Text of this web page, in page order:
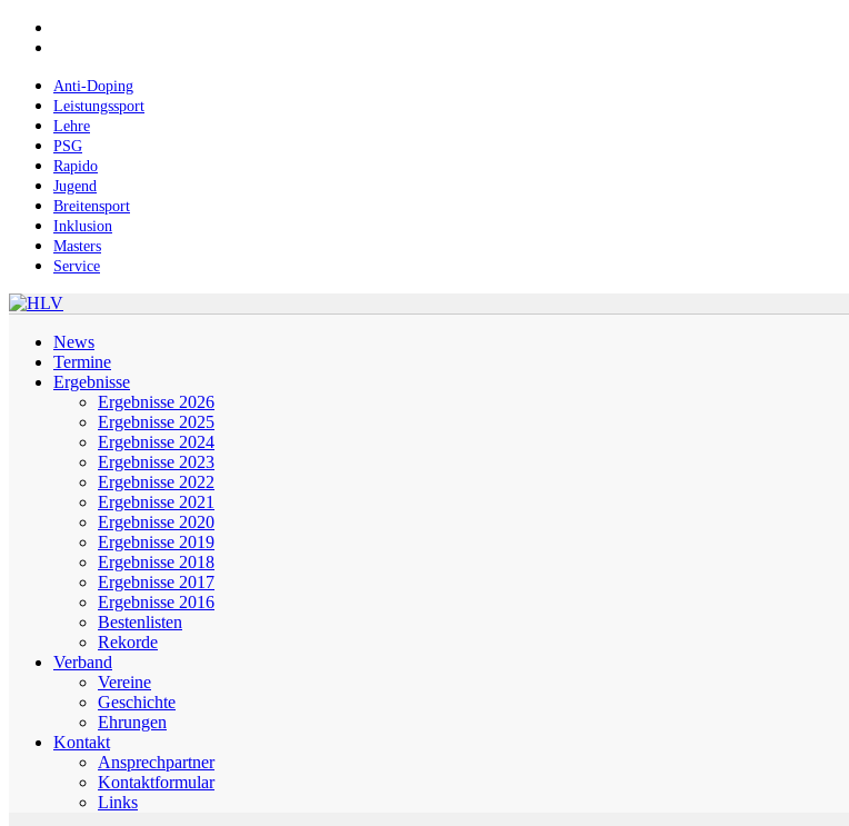
Skip
contentAnti-Doping
Leistungssport
Lehre
PSG
Rapido
Jugend
Breitensport
Inklusion
Masters
Service
News
Termine
Ergebnisse
Ergebnisse 2026
Ergebnisse 2025
Ergebnisse 2024
Ergebnisse 2023
Ergebnisse 2022
Ergebnisse 2021
Ergebnisse 2020
Ergebnisse 2019
Ergebnisse 2018
Ergebnisse 2017
Ergebnisse 2016
Bestenlisten
Rekorde
Verband
Vereine
Geschichte
Ehrungen
Kontakt
Ansprechpartner
Kontaktformular
Links